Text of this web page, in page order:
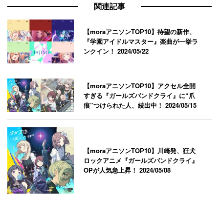
関連記事
【moraアニソンTOP10】待望の新作、
『学園アイドルマスター』楽曲が一挙ラ
ンクイン！2024/05/22
【moraアニソンTOP10】アクセル全開
すぎる『ガールズバンドクライ』に“爪
痕”つけられた人、続出中！2024/05/15
【moraアニソンTOP10】川崎発、狂犬
ロックアニメ『ガールズバンドクライ』
OPが人気急上昇！2024/05/08